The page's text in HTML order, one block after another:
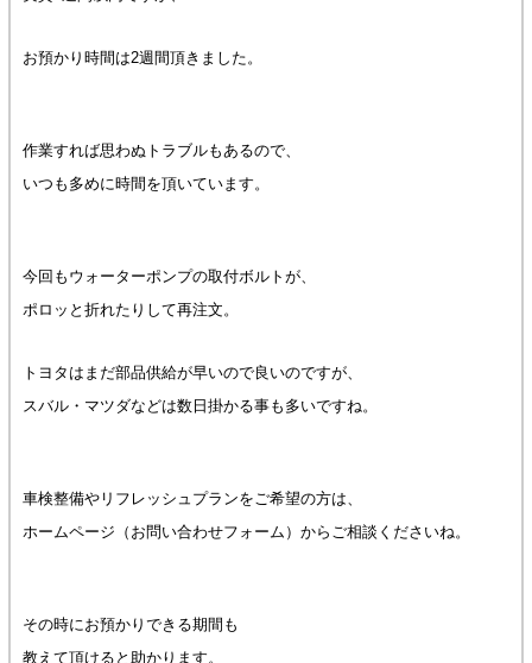
お預かり時間は2週間頂きました。
作業すれば思わぬトラブルもあるので、
いつも多めに時間を頂いています。
今回もウォーターポンプの取付ボルトが、
ポロッと折れたりして再注文。
トヨタはまだ部品供給が早いので良いのですが、
スバル・マツダなどは数日掛かる事も多いですね。
車検整備やリフレッシュプランをご希望の方は、
ホームページ（お問い合わせフォーム）からご相談くださいね。
その時にお預かりできる期間も
教えて頂けると助かります。